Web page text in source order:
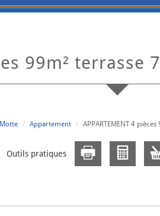
99m²
Appartement APPARTEMENT 4
Outils pratiques